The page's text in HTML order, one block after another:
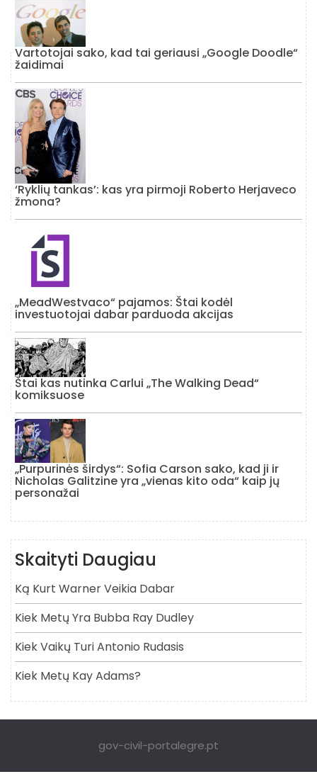
Vartotojai sako, kad tai geriausi „Google Doodle“
žaidimai
‘Ryklių tankas’: kas yra pirmoji Roberto Herjaveco
žmona?
„MeadWestvaco“ pajamos: Štai kodėl
investuotojai dabar parduoda akcijas
Štai kas nutinka Carlui „The Walking Dead“
komiksuose
„Purpurinės širdys“: Sofia Carson sako, kad ji ir
Nicholas Galitzine yra „vienas kito oda“ kaip jų
personažai
Skaityti Daugiau
Ką Kurt Warner Veikia Dabar
Kiek Metų Yra Bubba Ray Dudley
Kiek Vaikų Turi Antonio Rudasis
Kiek Metų Kay Adams?
gov-civil-portalegre.pt